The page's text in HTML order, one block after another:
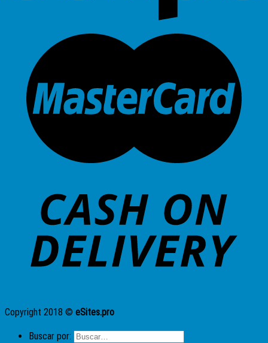
Copyright 2018 © eSites.pro
Buscar por: